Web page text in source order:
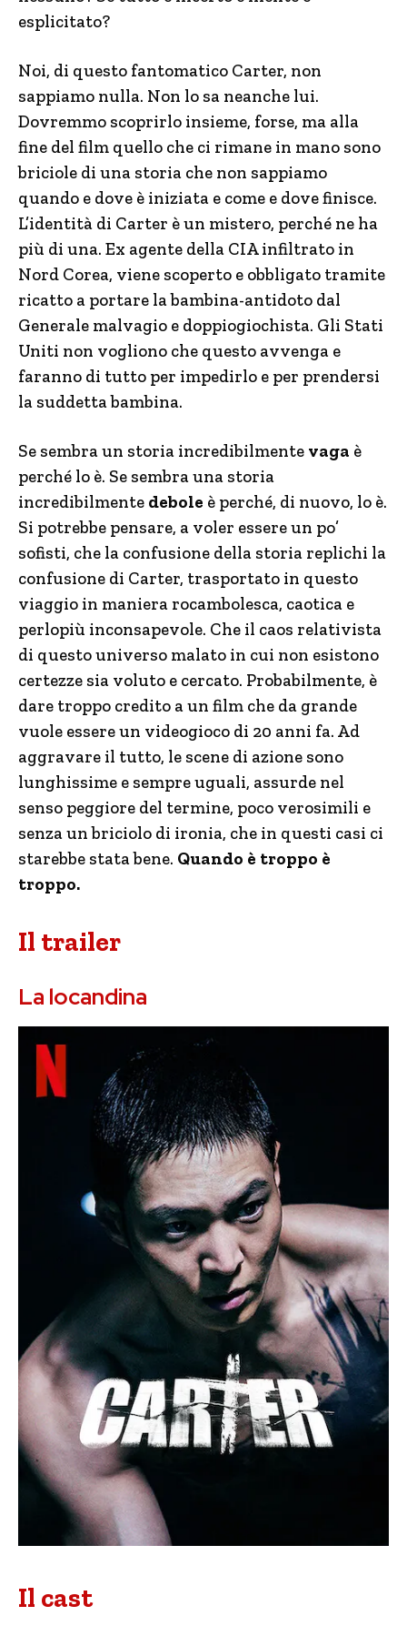
esplicitato?
Noi, di questo fantomatico Carter, non
sappiamo nulla. Non lo sa neanche lui.
Dovremmo scoprirlo insieme, forse, ma alla
fine del film quello che ci rimane in mano sono
briciole di una storia che non sappiamo
quando e dove è iniziata e come e dove finisce.
L’identità di Carter è un mistero, perché ne ha
più di una. Ex agente della CIA infiltrato in
Nord Corea, viene scoperto e obbligato tramite
ricatto a portare la bambina-antidoto dal
Generale malvagio e doppiogiochista. Gli Stati
Uniti non vogliono che questo avvenga e
faranno di tutto per impedirlo e per prendersi
la suddetta bambina.
Se sembra un storia incredibilmente vaga è
perché lo è. Se sembra una storia
incredibilmente debole è perché, di nuovo, lo è.
Si potrebbe pensare, a voler essere un po’
sofisti, che la confusione della storia replichi la
confusione di Carter, trasportato in questo
viaggio in maniera rocambolesca, caotica e
perlopiù inconsapevole. Che il caos relativista
di questo universo malato in cui non esistono
certezze sia voluto e cercato. Probabilmente, è
dare troppo credito a un film che da grande
vuole essere un videogioco di 20 anni fa. Ad
aggravare il tutto, le scene di azione sono
lunghissime e sempre uguali, assurde nel
senso peggiore del termine, poco verosimili e
senza un briciolo di ironia, che in questi casi ci
starebbe stata bene. Quando è troppo è
troppo.
Il trailer
La locandina
Il cast